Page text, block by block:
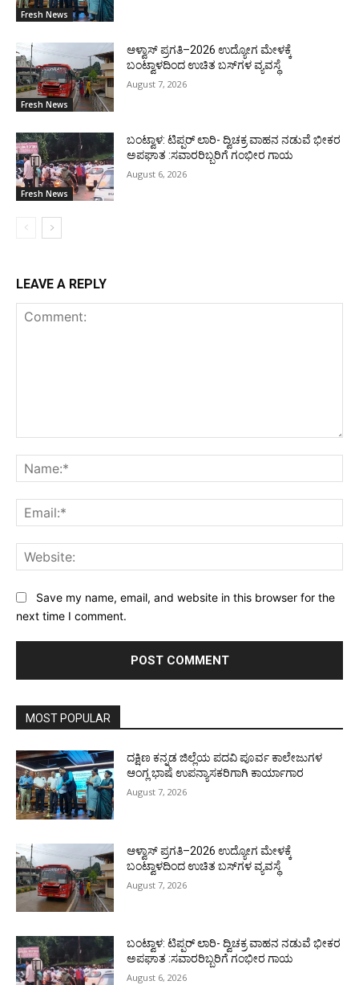
Fresh News
Fresh News
ಆಳ್ವಾಸ್ ಪ್ರಗತಿ–2026 ಉದ್ಯೋಗ ಮೇಳಕ್ಕೆ
ಬಂಟ್ವಾಳದಿಂದ ಉಚಿತ ಬಸ್‌ಗಳ ವ್ಯವಸ್ಥೆ
August 7, 2026
Fresh News
ಬಂಟ್ವಾಳ: ಟಿಪ್ಪರ್ ಲಾರಿ- ದ್ವಿಚಕ್ರ ವಾಹನ ನಡುವೆ ಭೀಕರ
ಅಪಘಾತ :ಸವಾರರಿಬ್ಬರಿಗೆ ಗಂಭೀರ ಗಾಯ
August 6, 2026
LEAVE A REPLY
Save my name, email, and website in this browser for the
next time I comment.
MOST POPULAR
ದಕ್ಷಿಣ ಕನ್ನಡ ಜಿಲ್ಲೆಯ ಪದವಿ ಪೂರ್ವ ಕಾಲೇಜುಗಳ
ಆಂಗ್ಲ ಭಾಷೆ ಉಪನ್ಯಾಸಕರಿಗಾಗಿ ಕಾರ್ಯಾಗಾರ
August 7, 2026
ಆಳ್ವಾಸ್ ಪ್ರಗತಿ–2026 ಉದ್ಯೋಗ ಮೇಳಕ್ಕೆ
ಬಂಟ್ವಾಳದಿಂದ ಉಚಿತ ಬಸ್‌ಗಳ ವ್ಯವಸ್ಥೆ
August 7, 2026
ಬಂಟ್ವಾಳ: ಟಿಪ್ಪರ್ ಲಾರಿ- ದ್ವಿಚಕ್ರ ವಾಹನ ನಡುವೆ ಭೀಕರ
ಅಪಘಾತ :ಸವಾರರಿಬ್ಬರಿಗೆ ಗಂಭೀರ ಗಾಯ
August 6, 2026